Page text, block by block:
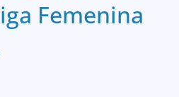
Femenina